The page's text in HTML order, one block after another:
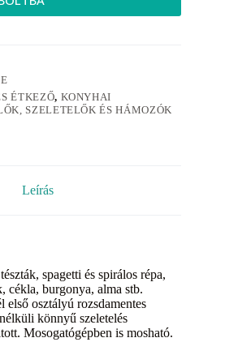
ÉTKEZŐ, KONYHAI
SZELETELŐK ÉS HÁMOZÓK
Leírás
spagetti és spirálos répa,
cékla, burgonya, alma stb.
első osztályú rozsdamentes
könnyű szeletelés
Mosogatógépben is mosható.